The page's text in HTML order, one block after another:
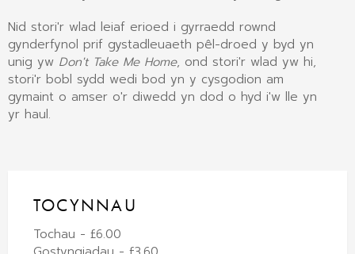
Nid stori'r wlad leiaf erioed i gyrraedd rownd
gynderfynol prif gystadleuaeth pêl-droed y byd yn
unig yw Don't Take Me Home, ond stori'r wlad yw hi,
stori'r bobl sydd wedi bod yn y cysgodion am
gymaint o amser o'r diwedd yn dod o hyd i'w lle yn
yr haul.
TOCYNNAU
Tochau - £6.00